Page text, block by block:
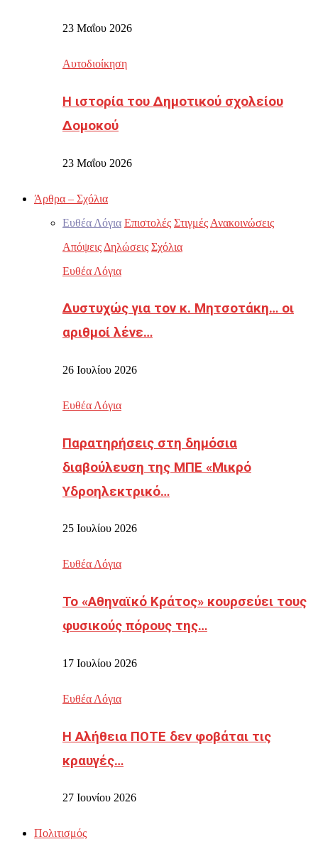
23 Μαΐου 2026
Αυτοδιοίκηση
Η ιστορία του Δημοτικού σχολείου
Δομοκού
23 Μαΐου 2026
Άρθρα – Σχόλια
Ευθέα Λόγια Επιστολές Στιγμές Ανακοινώσεις
Απόψεις Δηλώσεις Σχόλια
Ευθέα Λόγια
Δυστυχώς για τον κ. Μητσοτάκη… οι
αριθμοί λένε…
26 Ιουλίου 2026
Ευθέα Λόγια
Παρατηρήσεις στη δημόσια
διαβούλευση της ΜΠΕ «Μικρό
Υδροηλεκτρικό…
25 Ιουλίου 2026
Ευθέα Λόγια
Το «Αθηναϊκό Κράτος» κουρσεύει τους
φυσικούς πόρους της…
17 Ιουλίου 2026
Ευθέα Λόγια
Η Αλήθεια ΠΟΤΕ δεν φοβάται τις
κραυγές…
27 Ιουνίου 2026
Πολιτισμός